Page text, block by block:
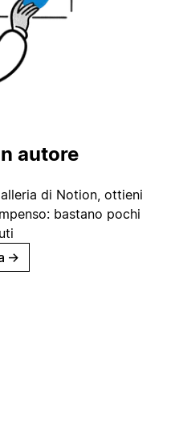
autore
di Notion, ottieni
bastano pochi
→